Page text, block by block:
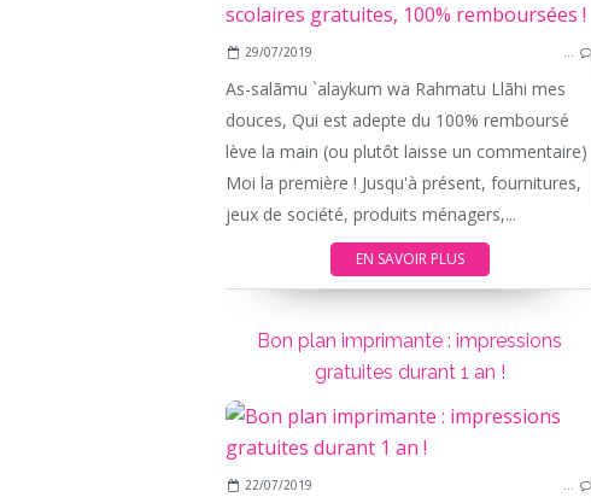
29/07/2019 …
As-salãmu `alaykum wa Rahmatu Llãhi mes
douces, Qui est adepte du 100% remboursé
lève la main (ou plutôt laisse un commentaire)
Moi la première ! Jusqu'à présent, fournitures,
jeux de société, produits ménagers,...
EN SAVOIR PLUS
Bon plan imprimante : impressions
gratuites durant 1 an !
22/07/2019 …